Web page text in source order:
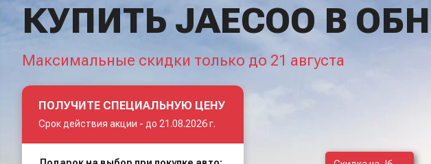
КУПИТЬ JAECOO В
Максимальные скидки только до 21 августа
ПОЛУЧИТЕ СПЕЦИАЛЬНУЮ ЦЕНУ
Срок действия акции - до 21.08.2026 г.